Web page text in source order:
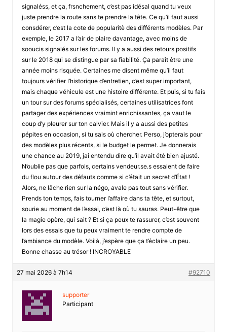
signaléss, et ça, frsnchement, c’est pas idésal quand tu veux
juste prendre la route sans te prendre la tête. Ce qu’il faut aussi
consdérer, c’est la cote de popularitè des différents modèles. Par
exemple, le 2017 a l’air de plaire davantage, avec moins de
sooucis signalés sur les forums. Il y a aussi des retours positifs
sur le 2018 qui se distingue par sa fiabilité. Ça paraît être une
année moins risquée. Certaines me disent même qu’il faut
toujours vérifier l’historique d’entretien, c’est super important,
mais chaque véhicule est une histoire différente. Et puis, si tu fais
un tour sur des forums spécialisés, certaines utilisatrices font
partager des expériences vraimint enrichissantes, ça vaut le
coup d’y pleurer sur ton calvier. Mais il y a aussi des petites
pépites en occasion, si tu sais où chercher. Perso, j’opterais pour
des modèles plus récents, si le budget le permet. Je donnerais
une chance au 2019, jai entendu dire qu’il avait été bien ajusté.
N’oublie pas que parfois, certains vendeur.se.s essaient de faire
du flou autour des défauts comme si c’était un secret d’État !
Alors, ne lâche rien sur la négo, avale pas tout sans vérifier.
Prends ton temps, fais tourner l’affaire dans ta tête, et surtout,
sourie au moment de l’essai, c’est là où tu sauras. Peut-être que
la magie opère, qui sait ? Et si ça peux te rassurer, c’est souvent
lors des essais que tu peux vraiment te rendre compte de
l’ambiance du modèle. Voilà, j’espère que ça t’éclaire un peu.
Bonne chasse au trésor ! INCROYABLE
27 mai 2026 à 7h14 #92710
supporter
Participant